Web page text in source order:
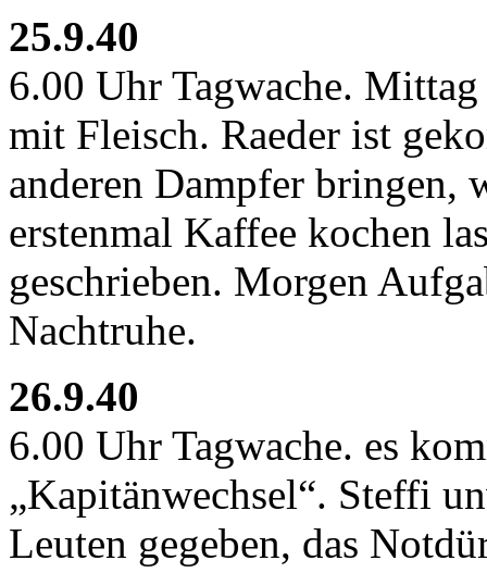
25.9.40
6.00 Uhr Tagwache.
mit Fleisch. Raeder ist
anderen Dampfer bringen,
erstenmal Kaffee kochen
geschrieben. Morgen
Nachtruhe.
26.9.40
6.00 Uhr Tagwache. es
„Kapitänwechsel“. Steffi
Leuten gegeben, das